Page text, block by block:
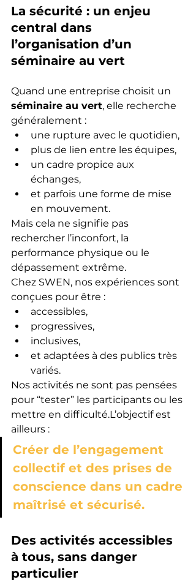
La sécurité : un enjeu
central dans
l’organisation d’un
séminaire au vert
Quand une entreprise choisit un
séminaire au vert, elle recherche
généralement :
une rupture avec le quotidien,
plus de lien entre les équipes,
un cadre propice aux
échanges,
et parfois une forme de mise
en mouvement.
Mais cela ne signifie pas
rechercher l’inconfort, la
performance physique ou le
dépassement extrême.
Chez SWEN, nos expériences sont
conçues pour être :
accessibles,
progressives,
inclusives,
et adaptées à des publics très
variés.
Nos activités ne sont pas pensées
pour “tester” les participants ou les
mettre en difficulté.L’objectif est
ailleurs :
Créer de l’engagement
collectif et des prises de
conscience dans un cadre
maîtrisé et sécurisé.
Des activités accessibles
à tous, sans danger
particulier